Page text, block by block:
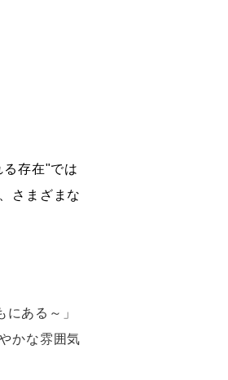
存在"では
さまざまな
ある～」
かな雰囲気